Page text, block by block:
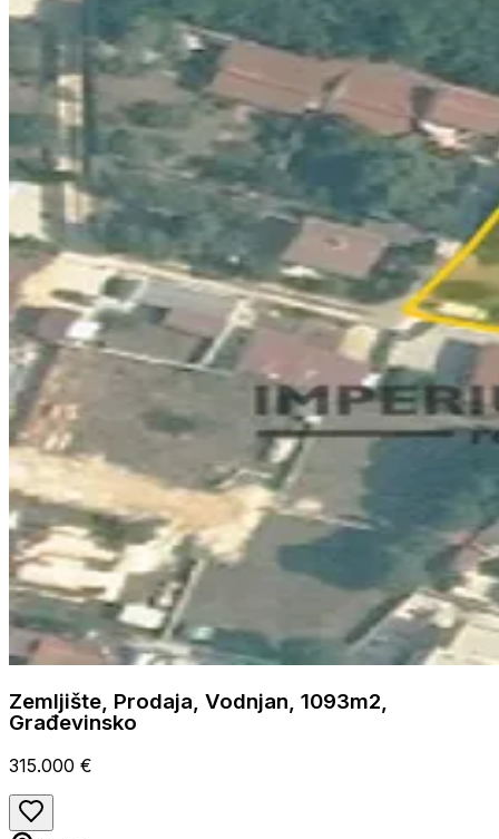
Zemljište, Prodaja, Vodnjan, 1093m2,
Građevinsko
315.000 €